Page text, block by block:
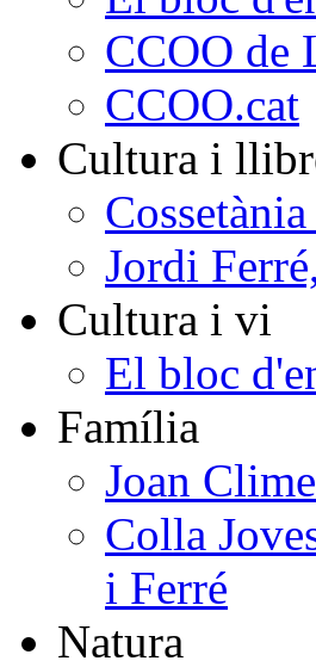
CCOO de
CCOO.cat
Cultura i
Jordi
Cultura i vi
El bloc
Família
Joan
Colla
i Ferré
Natura